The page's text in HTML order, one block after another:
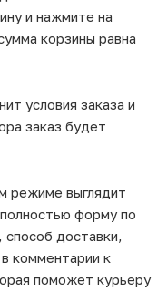
и нажмите на
корзины равна
условия заказа и
заказ будет
режиме выглядит
форму по
доставки,
комментарии к
поможет курьеру